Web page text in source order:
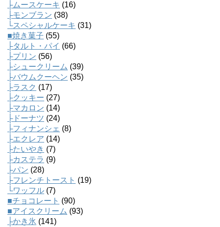
├ムースケーキ (16)
├モンブラン (38)
└スペシャルケーキ (31)
■焼き菓子 (55)
├タルト・パイ (66)
├プリン (56)
├シュークリーム (39)
├バウムクーヘン (35)
├ラスク (17)
├クッキー (27)
├マカロン (14)
├ドーナツ (24)
├フィナンシェ (8)
├エクレア (14)
├たいやき (7)
├カステラ (9)
├パン (28)
├フレンチトースト (19)
└ワッフル (7)
■チョコレート (90)
■アイスクリーム (93)
├かき氷 (141)